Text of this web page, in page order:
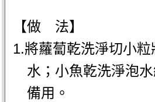
【做 法】
1.將蘿蔔乾洗淨切小
水；小魚乾洗淨泡
備用。